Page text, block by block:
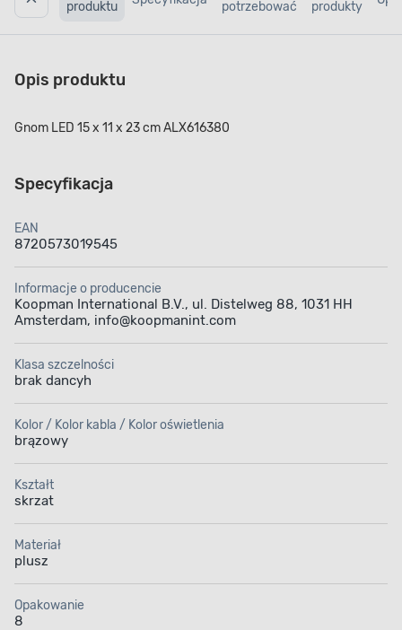
produktu
potrzebować
produkty
Opis produktu
Gnom LED 15 x 11 x 23 cm ALX616380
Specyfikacja
EAN
8720573019545
Informacje o producencie
Koopman International B.V., ul. Distelweg 88, 1031 HH
Amsterdam, info@koopmanint.com
Klasa szczelności
brak dancyh
Kolor / Kolor kabla / Kolor oświetlenia
brązowy
Kształt
skrzat
Materiał
plusz
Opakowanie
8